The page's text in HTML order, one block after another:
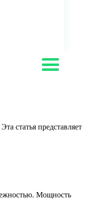
статья представляет
Мощность